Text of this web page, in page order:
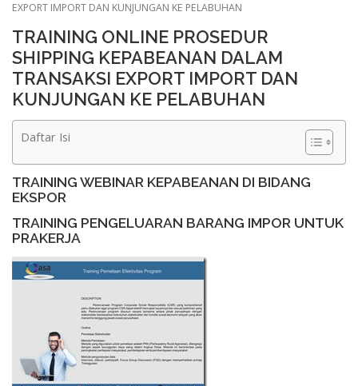
EXPORT IMPORT DAN KUNJUNGAN KE PELABUHAN
TRAINING ONLINE PROSEDUR
SHIPPING KEPABEANAN DALAM
TRANSAKSI EXPORT IMPORT DAN
KUNJUNGAN KE PELABUHAN
Daftar Isi
TRAINING WEBINAR KEPABEANAN DI BIDANG
EKSPOR
TRAINING PENGELUARAN BARANG IMPOR UNTUK
PRAKERJA